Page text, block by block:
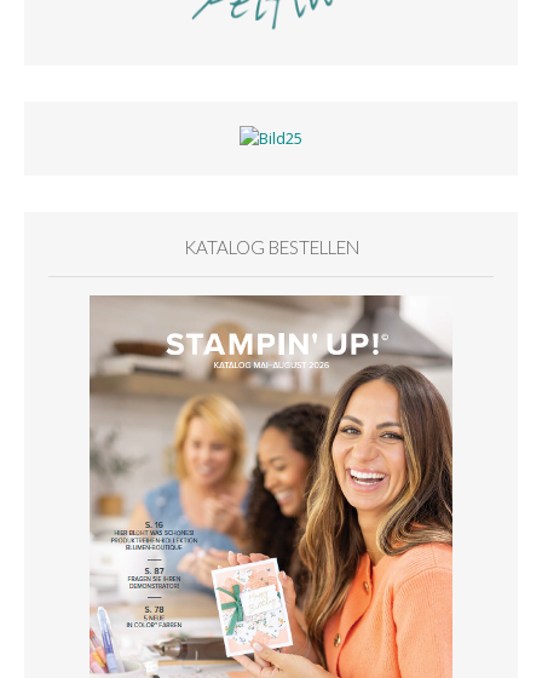
KATALOG BESTELLEN